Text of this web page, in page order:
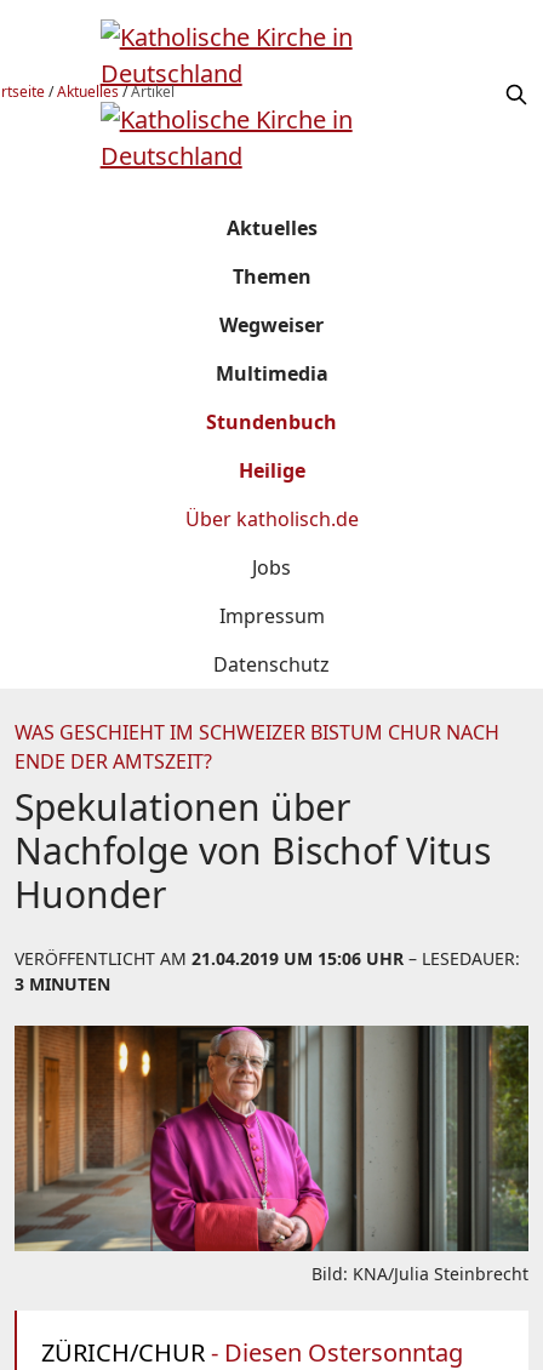
/Aktuelles/Artikel
Aktuelles
Themen
Wegweiser
Multimedia
Stundenbuch
Heilige
Über katholisch.de
Jobs
Impressum
Datenschutz
WAS GESCHIEHT IM SCHWEIZER BISTUM CHUR NACH
ENDE DER AMTSZEIT?
Spekulationen über
Nachfolge von Bischof Vitus
Huonder
VERÖFFENTLICHT AM 21.04.2019 UM 15:06 UHR – LESEDAUER:
3 MINUTEN
Bild: KNA/Julia Steinbrecht
ZÜRICH/CHUR- Diesen Ostersonntag